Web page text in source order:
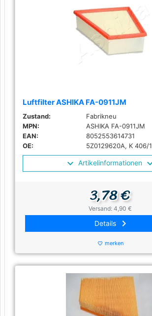
Luftfilter ASHIKA FA-0911JM
Zustand:
Fabrikneu
MPN:
ASHIKA FA-0911JM
EAN:
8052553614731
OE:
5Z0129620A, K 406/1
Artikelinformationen
3,78 €
Versand: 4,90 €
Details keyboard_arrow_right
favorite_border merken